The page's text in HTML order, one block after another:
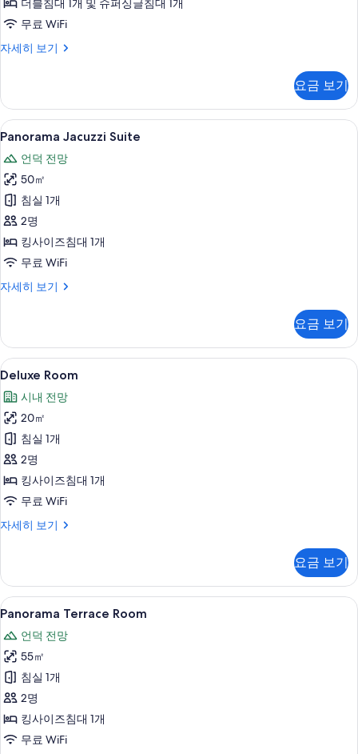
보
기
더블침대 1개 및 슈퍼싱글침대 1개
무료 WiFi
자세히 보기
Superior
히
보
기
요금 보기
Panorama
Jacuzzi
Suite
사
진
모
두
보
기
Panorama Jacuzzi Suite | 저자극성
5
Panorama Jacuzzi Suite
언덕 전망
50㎡
침실 1개
2명
킹사이즈침대 1개
무료 WiFi
자세히 보기
Panorama
세
히
보
요금 보기
Deluxe
Room
사
진
모
두
보
기
Deluxe Room | 저자극성 침구, 무료
5
Deluxe Room
시내 전망
20㎡
침실 1개
2명
킹사이즈침대 1개
무료 WiFi
자세히 보기
Deluxe
히
보
기
요금 보기
Panorama
Terrace
Room
사
진
모
두
보
Panorama Terrace Room | 객실에서
6
Panorama Terrace Room
언덕 전망
55㎡
침실 1개
2명
킹사이즈침대 1개
무료 WiFi